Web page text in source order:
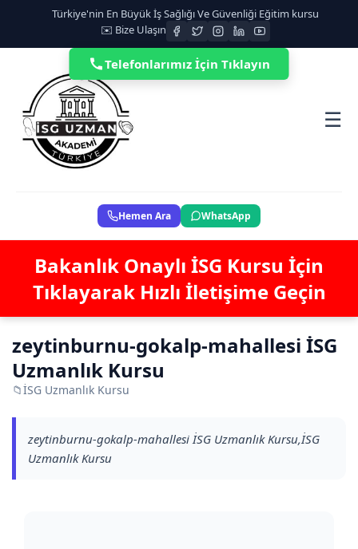
Türkiye'nin En Büyük İş Sağlığı Ve Güvenliği Eğitim kursu
✉️ Bize Ulaşın
☰
Hemen Ara WhatsApp
Bakanlık Onaylı İSG Kursu İçin
Tıklayarak Hızlı İletişime Geçin
zeytinburnu-gokalp-mahallesi İSG
Uzmanlık Kursu
📁İSG Uzmanlık Kursu
zeytinburnu-gokalp-mahallesi İSG Uzmanlık Kursu,İSG
Uzmanlık Kursu
Telefonlarımız İçin Tıklayın